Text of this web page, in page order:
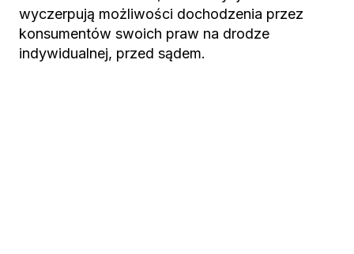
wyczerpują możliwości dochodzenia przez
konsumentów swoich praw na drodze
indywidualnej, przed sądem.